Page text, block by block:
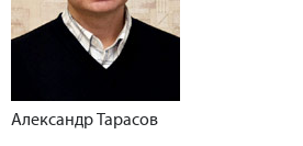
Александр Тарасов